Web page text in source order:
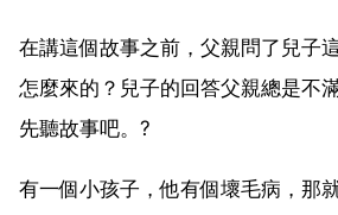
在講這個故事之前，父親問了兒子
怎麼來的？兒子的回答父親總是不
先聽故事吧。?
有一個小孩子，他有個壞毛病，那